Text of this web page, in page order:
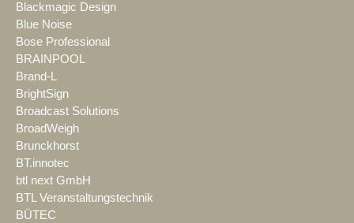
Blackmagic Design
Blue Noise
Bose Professional
BRAINPOOL
Brand-L
BrightSign
Broadcast Solutions
BroadWeigh
Brunckhorst
BT.innotec
btl next GmbH
BTL Veranstaltungstechnik
BÜTEC